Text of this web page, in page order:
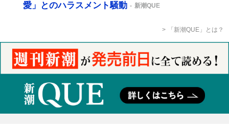
愛」とのハラスメント騒動
新潮QUE
「新潮QUE」とは？